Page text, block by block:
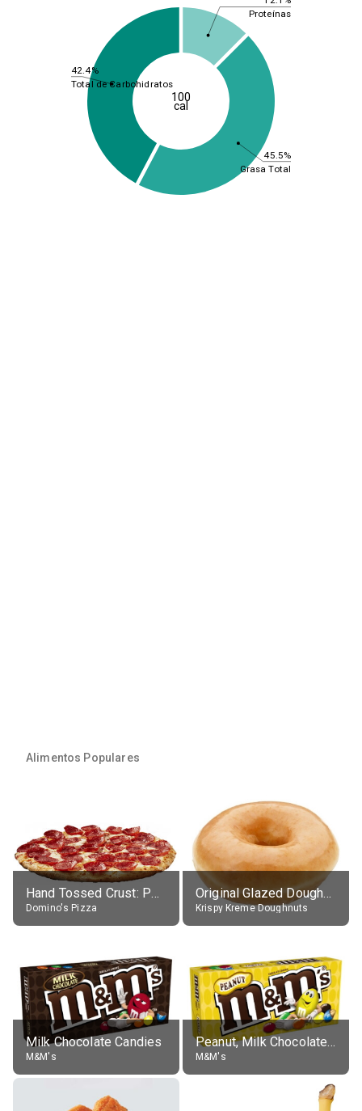
45.5%
42.4%
Proteínas
Grasa Total
Total de Carbohidratos
100
cal
Alimentos Populares
Hand Tossed Crust: Pepperoni Pizza (Large 14")
Domino's Pizza
Original Glazed Doughnut
Krispy Kreme Doughnuts
Milk Chocolate Candies
M&M's
Peanut, Milk Chocolate Candies
M&M's